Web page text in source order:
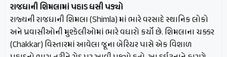
રાજધાની શિમલામાં પહાડ ધસી પડ્યો
રાજ્યની રાજધાની શિમલા (Shimla) માં ભારે વરસાદે સ્થાનિક લોકો
અને પ્રવાસીઓની મુશ્કેલીઓમાં ભારે વધારો કર્યો છે. શિમલાના ચક્કર
(Chakkar) વિસ્તારમાં આવેલા જૂના બેરિયર પાસે એક વિશાળ